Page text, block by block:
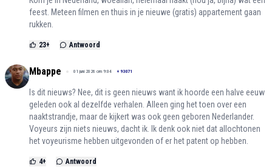
feest. Meteen filmen en thuis in je nieuwe (gratis) appartement gaan
rukken.
23+ Antwoord
Mbappe 01 juni 2026 om 9:04 + 93071
Is dit nieuws? Nee, dit is geen nieuws want ik hoorde een halve eeuw
geleden ook al dezelfde verhalen. Alleen ging het toen over een
naaktstrandje, maar de kijkert was ook geen geboren Nederlander.
Voyeurs zijn niets nieuws, dacht ik. Ik denk ook niet dat allochtonen
het voyeurisme hebben uitgevonden of er het patent op hebben.
4+ Antwoord